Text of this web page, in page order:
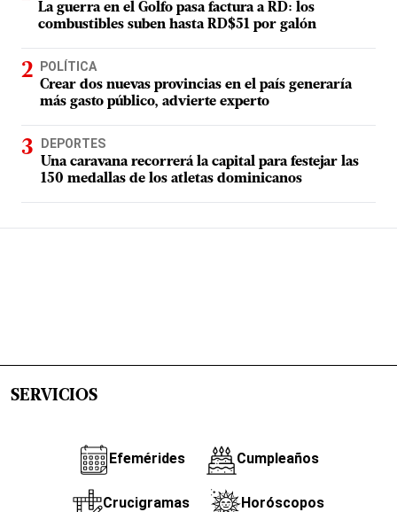
La guerra en el Golfo pasa factura a RD: los
combustibles suben hasta RD$51 por galón
POLÍTICA
Crear dos nuevas provincias en el país generaría
más gasto público, advierte experto
DEPORTES
Una caravana recorrerá la capital para festejar las
150 medallas de los atletas dominicanos
SERVICIOS
Efemérides Cumpleaños
Crucigramas Horóscopos